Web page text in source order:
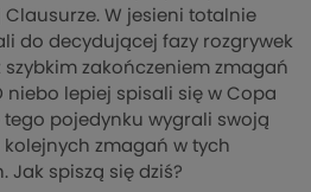
W jesieni totalnie
do decydującej fazy rozgrywek
zakończeniem zmagań
niebo lepiej spisali się w Copa
pojedynku wygrali swoją
zmagań w tych
Jak spiszą się dziś?